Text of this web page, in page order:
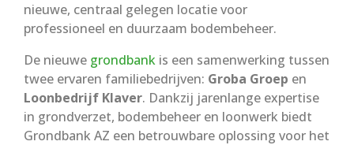
nieuwe, centraal gelegen locatie voor
professioneel en duurzaam bodembeheer.
De nieuwe grondbank is een samenwerking tussen
twee ervaren familiebedrijven: Groba Groep en
Loonbedrijf Klaver. Dankzij jarenlange expertise
in grondverzet, bodembeheer en loonwerk biedt
Grondbank AZ een betrouwbare oplossing voor het